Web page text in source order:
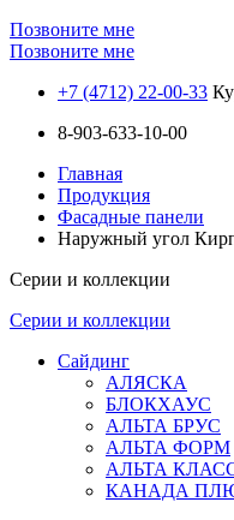
Позвоните мне
Позвоните мне
+7 (4712) 22-00-33
8-903-633-10-00
Главная
Продукция
Фасадные панели
Наружный угол
Серии и коллекции
Серии и коллекции
Сайдинг
АЛЯСКА
БЛОКХАУС
АЛЬТА БРУС
АЛЬТА ФОРМ
АЛЬТА
КАНАДА